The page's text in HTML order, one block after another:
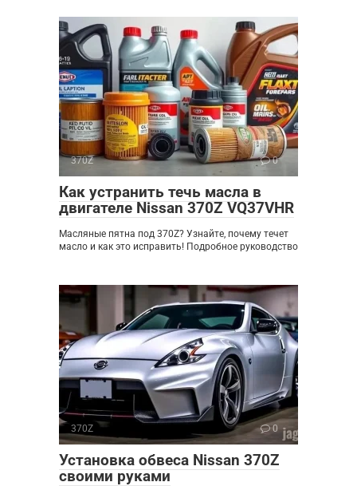
370Z 0
Как устранить течь масла в
двигателе Nissan 370Z VQ37VHR
Масляные пятна под 370Z? Узнайте, почему течет
масло и как это исправить! Подробное руководство
370Z 0
Установка обвеса Nissan 370Z
своими руками